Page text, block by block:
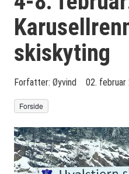
skiskyting
Forfatter: Øyvind 02. februar
Forside